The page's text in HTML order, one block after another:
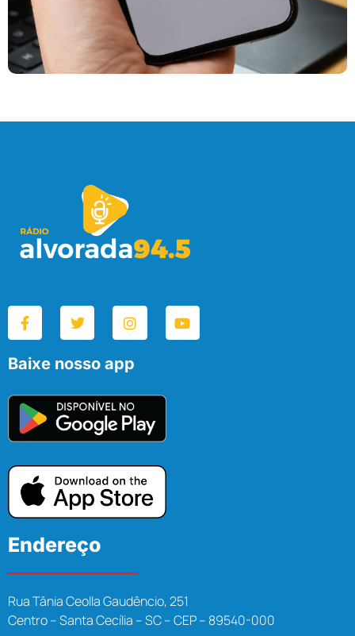
Baixe nosso app
Endereço
Rua Tânia Ceolla Gaudêncio, 251
Centro – Santa Cecília – SC – CEP – 89540-000